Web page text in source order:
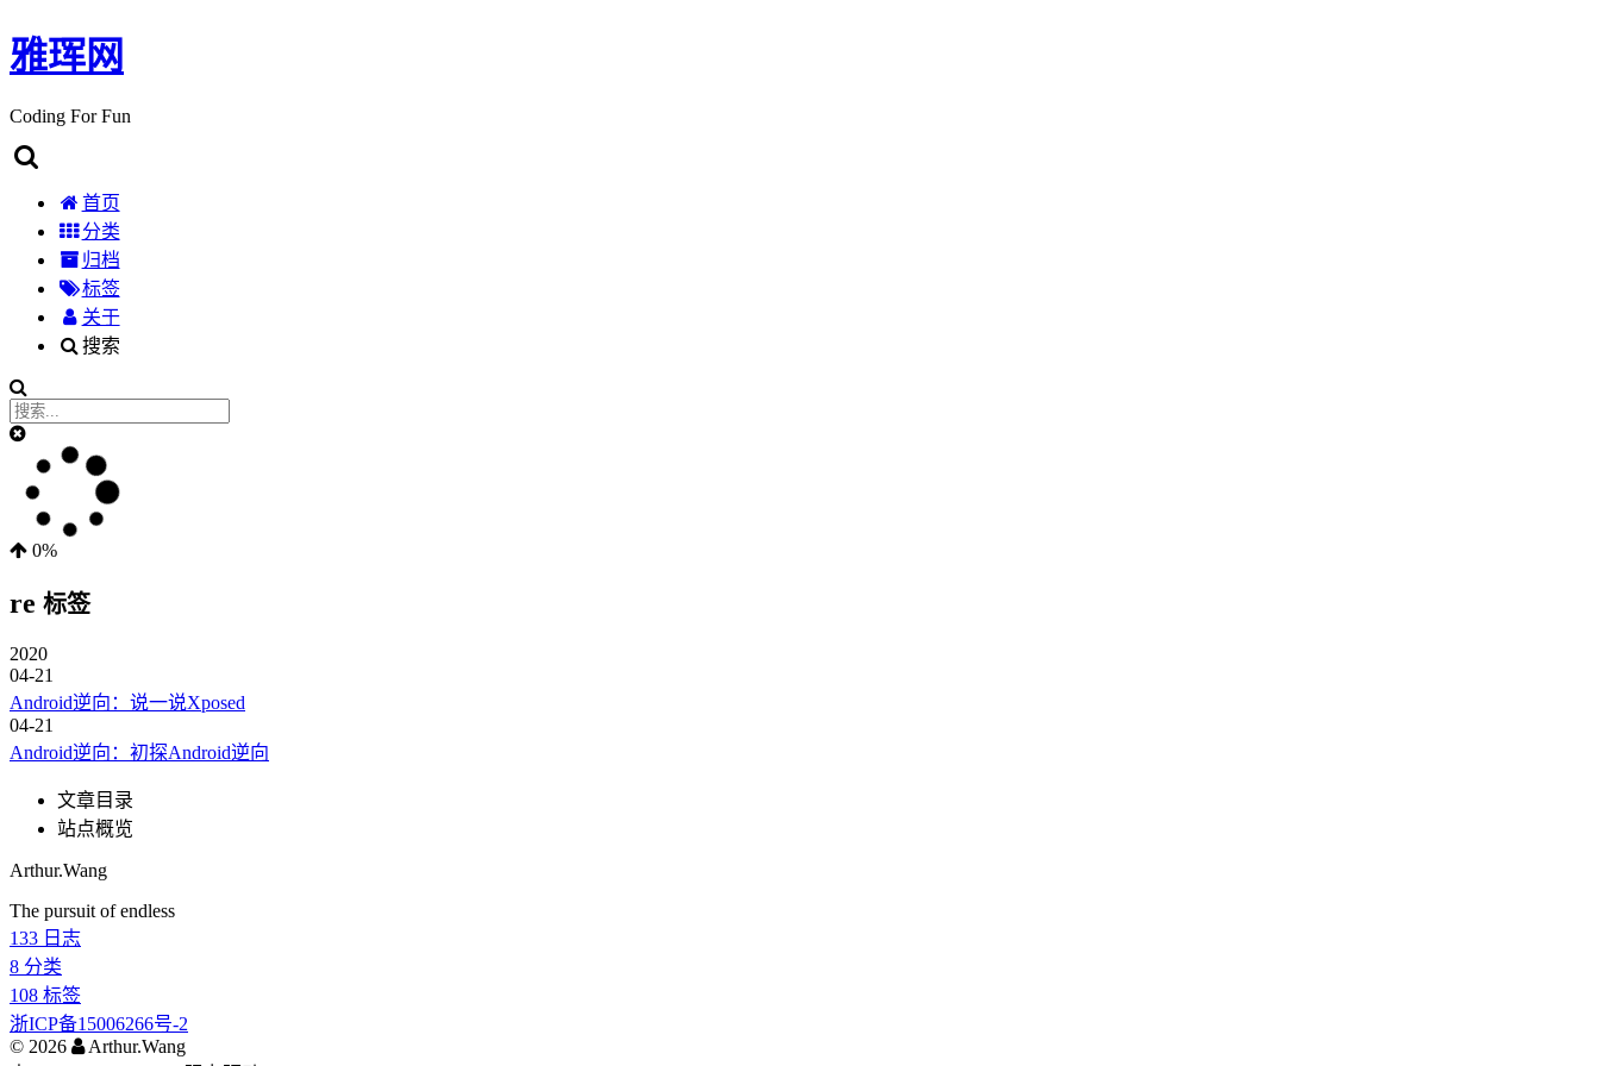
雅珲网
Coding For Fun
首页
分类
归档
标签
关于
搜索
0%
re 标签
2020
04-21
Android逆向：说一说Xposed
04-21
Android逆向：初探Android逆向
文章目录
站点概览
Arthur.Wang
The pursuit of endless
133 日志
8 分类
108 标签
浙ICP备15006266号-2
© 2026
Arthur.Wang